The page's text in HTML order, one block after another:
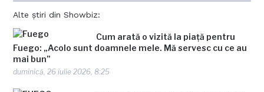
Alte știri din Showbiz:
Cum arată o vizită la piață pentru
Fuego: „Acolo sunt doamnele mele. Mă servesc cu ce au
mai bun”
duminică, 26 iulie 2026, 8:25